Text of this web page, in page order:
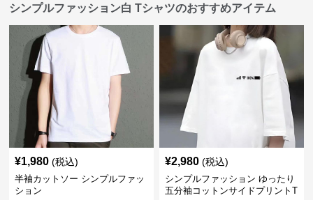
シンプルファッション白 Tシャツのおすすめアイテム
¥1,980 (税込)
半袖カットソー シンプルファッ
ション
¥2,980 (税込)
シンプルファッション ゆったり
五分袖コットンサイドプリントT